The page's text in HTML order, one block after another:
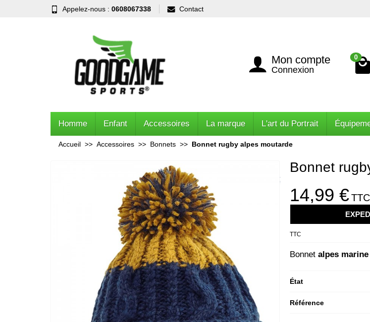
Appelez-nous : 0608067338 Contact
Mon compte
Connexion
0
Homme Enfant Accessoires La marque L'art du Portrait
Accueil Accessoires Bonnets Bonnet rugby alpes moutarde
Bonnet
14,99 €TTC
TTC
Bonnetalpes
État
Référence